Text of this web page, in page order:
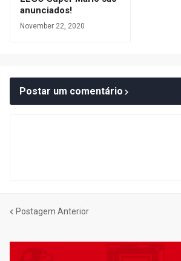
anunciados!
November 22, 2020
Postar um comentário
Postagem Anterior